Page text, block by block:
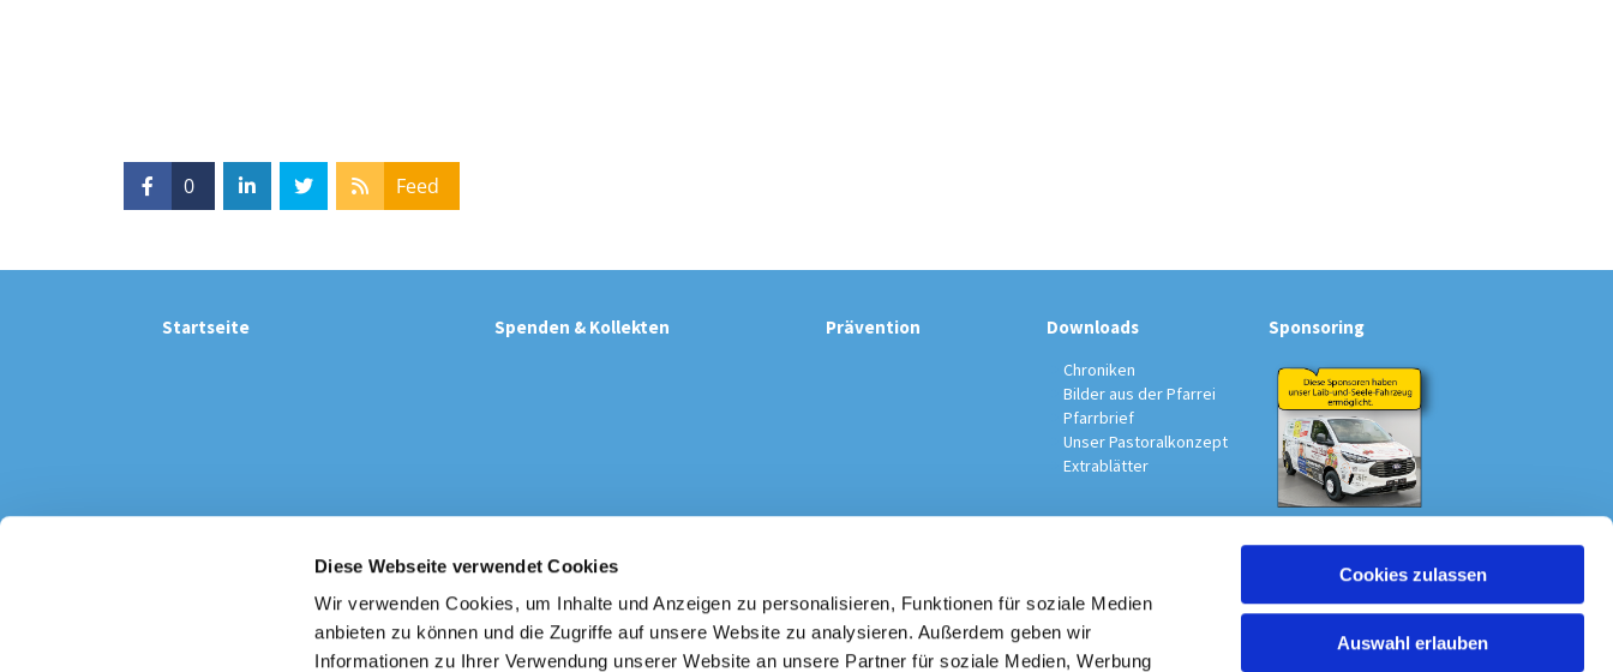
Diese Webseite verwendet Cookies
Wir verwenden Cookies, um Inhalte und Anzeigen zu personalisieren, Funktionen für soziale Medien
anbieten zu können und die Zugriffe auf unsere Website zu analysieren. Außerdem geben wir
Informationen zu Ihrer Verwendung unserer Website an unsere Partner für soziale Medien, Werbung
Cookies zulassen
Auswahl erlauben
0 Feed
Startseite Spenden & Kollekten Prävention Downloads
Chroniken
Bilder aus der Pfarrei
Pfarrbrief
Unser Pastoralkonzept
Extrablätter
Sponsoring
Katholische Kirchengemeinde / Pfarrei St. Johannes der Täufer Spandau-Südwest
Am Kiesteich 50, 13589 Berlin
030 – 373 22 16